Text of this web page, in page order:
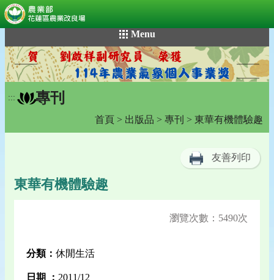
到
主
要
內
容
Menu
::: 專刊
首頁 > 出版品 > 專刊 > 東華有機體驗趣
友善列印
東華有機體驗趣
瀏覽次數：5490次
分類： 休閒生活
日期 ： 2011/12